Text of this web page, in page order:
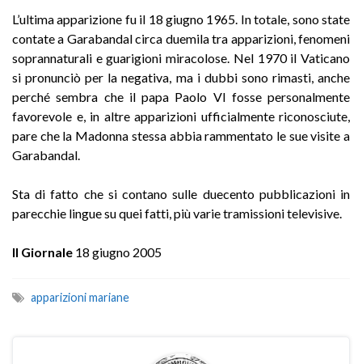
L’ultima apparizione fu il 18 giugno 1965. In totale, sono state
contate a Garabandal circa duemila tra apparizioni, fenomeni
soprannaturali e guarigioni miracolose. Nel 1970 il Vaticano
si pronunciò per la negativa, ma i dubbi sono rimasti, anche
perché sembra che il papa Paolo VI fosse personalmente
favorevole e, in altre apparizioni ufficialmente riconosciute,
pare che la Madonna stessa abbia rammentato le sue visite a
Garabandal.
Sta di fatto che si contano sulle duecento pubblicazioni in
parecchie lingue su quei fatti, più varie tramissioni televisive.
Il Giornale 18 giugno 2005
apparizioni mariane